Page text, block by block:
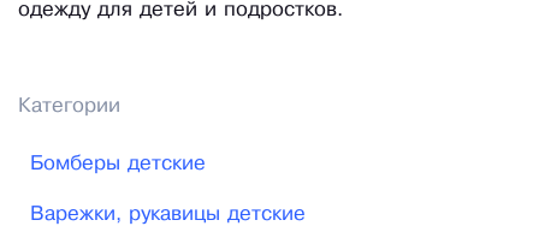
одежду для детей и подростков.
Категории
Бомберы детские
Варежки, рукавицы детские